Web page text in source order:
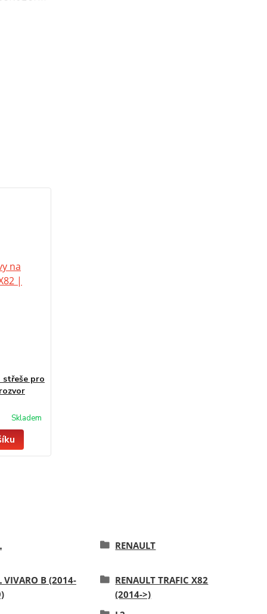
střeše pro
Skladem
RENAULT
VIVARO B (2014-
RENAULT TRAFIC X82
(2014->)